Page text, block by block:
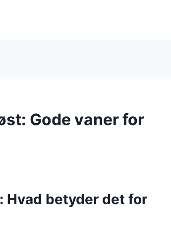
Gode vaner for
betyder det for